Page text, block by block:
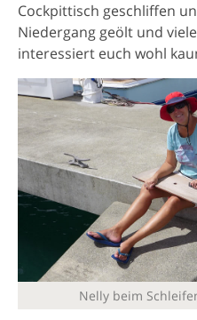
Cockpittisch geschliffen
Niedergang geölt und
interessiert euch wohl
Nelly beim